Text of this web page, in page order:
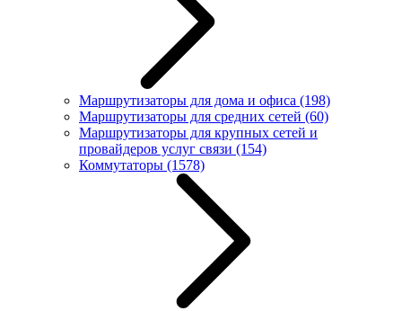
Маршрутизаторы для дома и офиса (198)
Маршрутизаторы для средних сетей (60)
Маршрутизаторы для крупных сетей и
провайдеров услуг связи (154)
Коммутаторы (1578)